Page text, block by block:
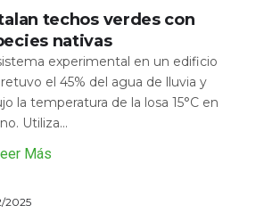
techos verdes con
nativas
experimental en un edificio
el 45% del agua de lluvia y
la temperatura de la losa 15°C en
Utiliza...
Más
2025